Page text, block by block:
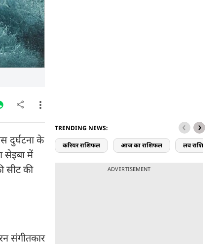
दुर्घटना के
सेइबा में
सीट की
संगीतकार
TRENDING NEWS:
करियर राशिफल आज का राशिफल लव राशिफल
ADVERTISEMENT